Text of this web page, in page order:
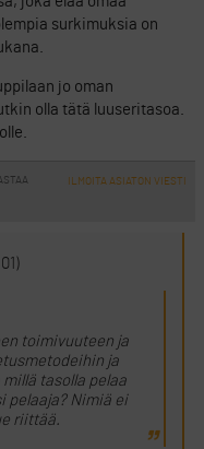
surkimuksia on
jo oman
olla tätä luuseritasoa.
ILMOITA ASIATON VIESTI
toimivuuteen ja
ja
tasolla pelaa
pelaaja? Nimiä ei
riittää.